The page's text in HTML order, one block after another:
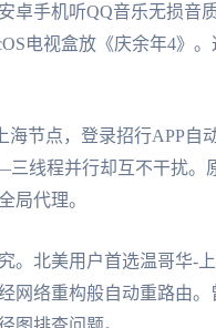
卓手机听QQ音乐无损音
电视盒放《庆余年4》
节点，登录招行APP自
线程并行却互不干扰。
局代理。
。北美用户首选温哥华-
网络重构般自动重路由。